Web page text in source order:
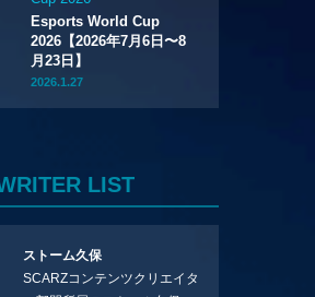
Esports World Cup
2026【2026年7月6日〜8
月23日】
2026.1.27
LIST
ストーム久保
SCARZコンテンツクリエイタ